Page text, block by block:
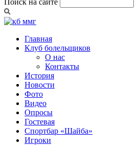
Главная
Клуб болельщиков
О нас
Контакты
История
Новости
Фото
Видео
Опросы
Гостевая
Спортбар «Шайба»
Игроки